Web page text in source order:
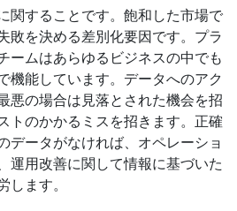
関することです。飽和した市場で
敗を決める差別化要因です。プラ
ームはあらゆるビジネスの中でも
機能しています。データへのアク
悪の場合は見落とされた機会を招
トのかかるミスを招きます。正確
データがなければ、オペレーショ
運用改善に関して情報に基づいた
します。